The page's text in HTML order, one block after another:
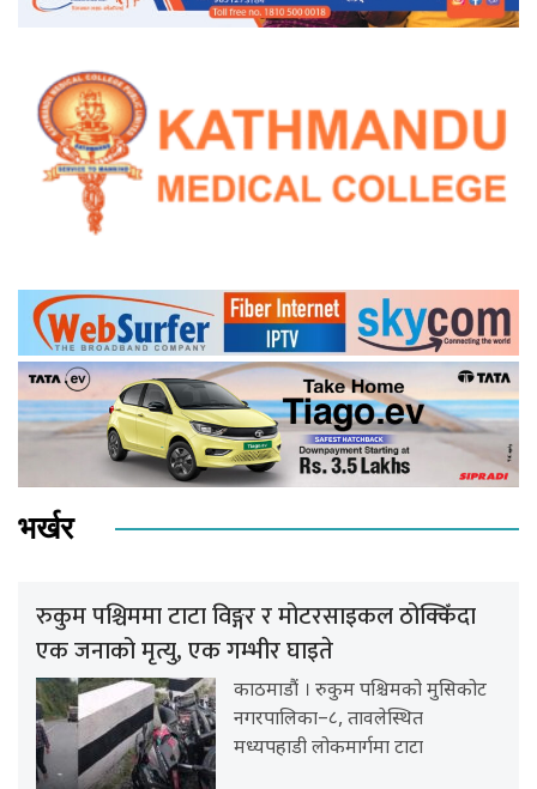
भर्खर
रुकुम पश्चिममा टाटा विङ्गर र मोटरसाइकल ठोक्किँदा
एक जनाको मृत्यु, एक गम्भीर घाइते
काठमाडौं । रुकुम पश्चिमको मुसिकोट
नगरपालिका–८, तावलेस्थित
मध्यपहाडी लोकमार्गमा टाटा